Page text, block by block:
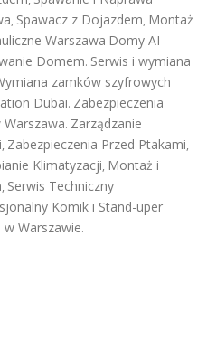
, Spawacz z Dojazdem, Montaż
Warszawa Domy AI -
Domem. Serwis i wymiana
zamków szyfrowych
Dubai. Zabezpieczenia
. Zarządzanie
, Zabezpieczenia Przed Ptakami,
Klimatyzacji, Montaż i
, Serwis Techniczny
Komik i Stand-uper
Warszawie.